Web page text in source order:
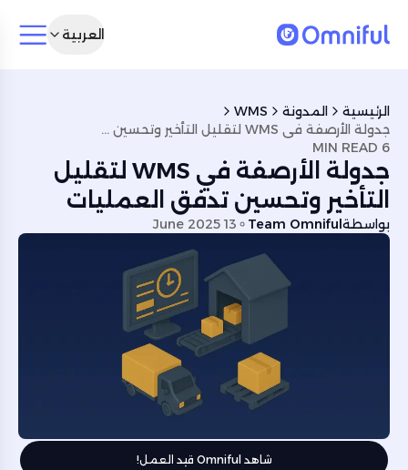
العربية
الرئيسية المدونة
WMS
جدولة الأرصفة في WMS لتقليل التأخير وتحسين تدفق العمليات
6 MIN READ
جدولة الأرصفة في WMS لتقليل
التأخير وتحسين تدفق العمليات
بواسطةTeam Omniful
13 June 2025
شاهد Omniful قيد العمل!